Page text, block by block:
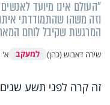
"העולם אינו מיועד
וזה משהו שהתמודדתי
המרגשת שקיבל לוחם
שירה דאבוש (כהן) למעקב א'
זה קרה לפני תשע